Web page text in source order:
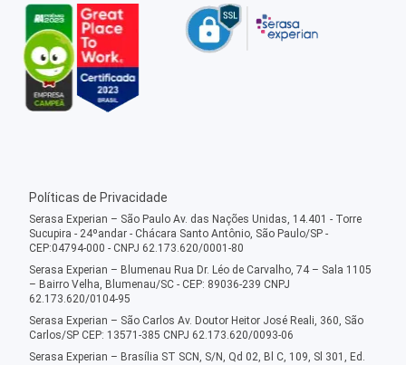
Políticas de Privacidade
Serasa Experian – São Paulo Av. das Nações Unidas, 14.401 - Torre
Sucupira - 24ºandar - Chácara Santo Antônio, São Paulo/SP -
CEP:04794-000 - CNPJ 62.173.620/0001-80
Serasa Experian – Blumenau Rua Dr. Léo de Carvalho, 74 – Sala 1105
– Bairro Velha, Blumenau/SC - CEP: 89036-239 CNPJ
62.173.620/0104-95
Serasa Experian – São Carlos Av. Doutor Heitor José Reali, 360, São
Carlos/SP CEP: 13571-385 CNPJ 62.173.620/0093-06
Serasa Experian – Brasília ST SCN, S/N, Qd 02, Bl C, 109, Sl 301, Ed.